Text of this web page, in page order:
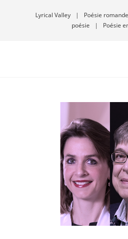
Lyrical Valley | Poésie romande
poésie
| Poésie